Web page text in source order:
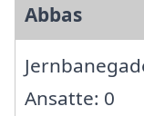
Abbas
Ansatte: 0